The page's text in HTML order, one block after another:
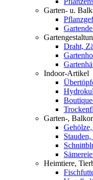
Garten- u.
Draht,
Indoor-Artikel
Garten-,
Heimtiere,